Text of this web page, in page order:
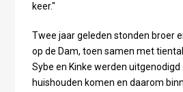
keer."
Twee jaar geleden stonden broer
op de Dam, toen samen met
Sybe en Kinke werden
huishouden komen en daarom